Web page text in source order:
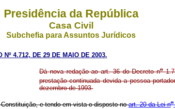
Presidência da República
Casa Civil
Subchefia para Assuntos Jurídicos
Nº 4.712, DE 29 DE MAIO DE 2003.
Dá nova redação ao art. 36 do Decreto no
prestação continuada devida a pessoa
dezembro de 1993.
e tendo em vista o disposto noart. 20 da Lei no